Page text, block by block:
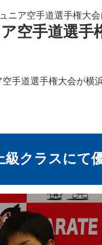
ニア空手道選手権大
空手道選手
手道選手権大会が横
クラスにて